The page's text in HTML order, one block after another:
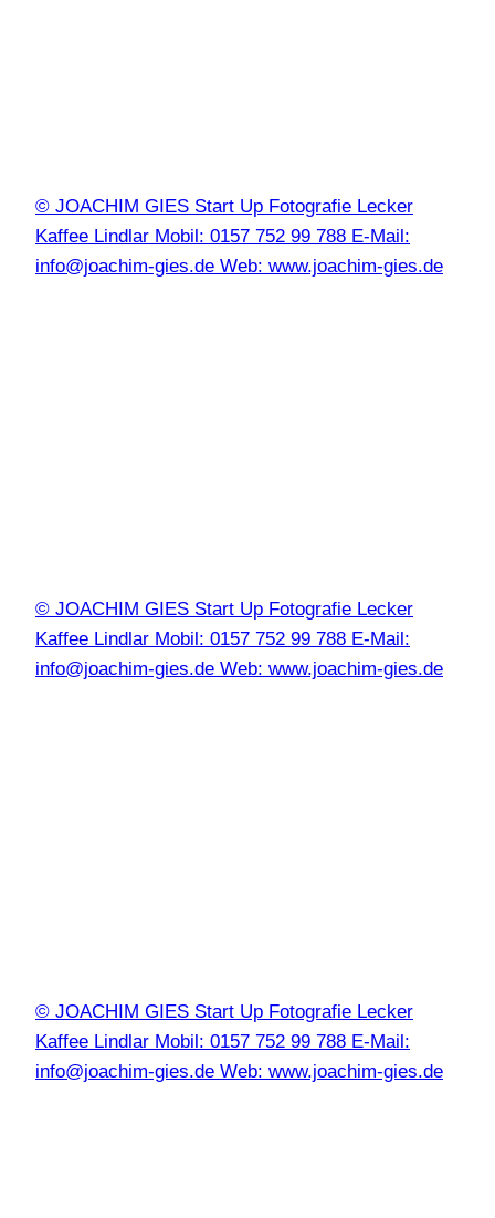
© JOACHIM GIES Start Up Fotografie Lecker
Kaffee Lindlar Mobil: 0157 752 99 788 E-Mail:
info@joachim-gies.de Web: www.joachim-gies.de
© JOACHIM GIES Start Up Fotografie Lecker
Kaffee Lindlar Mobil: 0157 752 99 788 E-Mail:
info@joachim-gies.de Web: www.joachim-gies.de
© JOACHIM GIES Start Up Fotografie Lecker
Kaffee Lindlar Mobil: 0157 752 99 788 E-Mail:
info@joachim-gies.de Web: www.joachim-gies.de